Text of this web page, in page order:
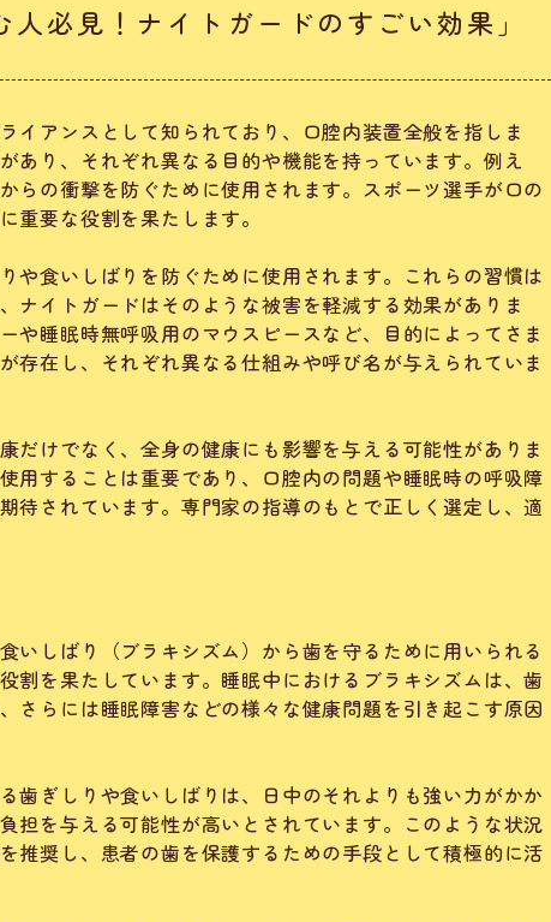
人必見！ナイトガードのすごい効果」
イアンスとして知られており、口腔内装置全般を指しま
あり、それぞれ異なる目的や機能を持っています。例え
らの衝撃を防ぐために使用されます。スポーツ選手が口の
重要な役割を果たします。
や食いしばりを防ぐために使用されます。これらの習慣は
ナイトガードはそのような被害を軽減する効果がありま
や睡眠時無呼吸用のマウスピースなど、目的によってさま
存在し、それぞれ異なる仕組みや呼び名が与えられていま
だけでなく、全身の健康にも影響を与える可能性がありま
用することは重要であり、口腔内の問題や睡眠時の呼吸障
待されています。専門家の指導のもとで正しく選定し、適
いしばり（ブラキシズム）から歯を守るために用いられる
割を果たしています。睡眠中におけるブラキシズムは、歯
さらには睡眠障害などの様々な健康問題を引き起こす原因
歯ぎしりや食いしばりは、日中のそれよりも強い力がかか
担を与える可能性が高いとされています。このような状況
推奨し、患者の歯を保護するための手段として積極的に活